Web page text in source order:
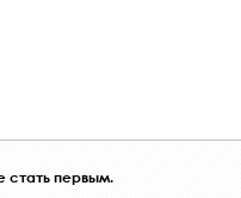
стать первым.